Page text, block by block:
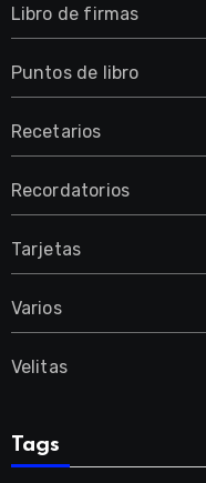
Libro de firmas
Puntos de libro
Recetarios
Recordatorios
Tarjetas
Varios
Velitas
Tags